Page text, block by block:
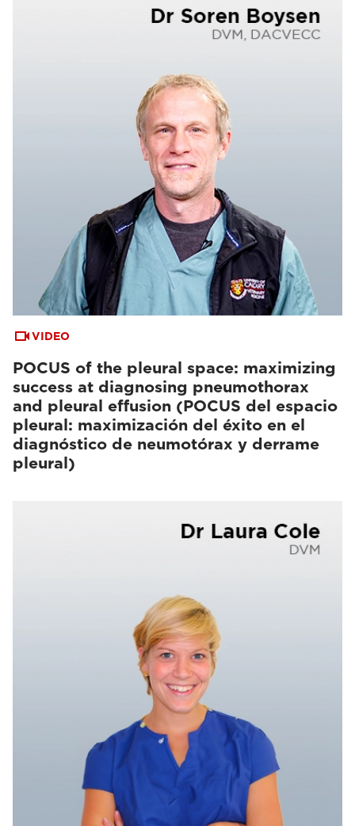
VIDEO
POCUS of the pleural space: maximizing
success at diagnosing pneumothorax
and pleural effusion (POCUS del espacio
pleural: maximización del éxito en el
diagnóstico de neumotórax y derrame
pleural)